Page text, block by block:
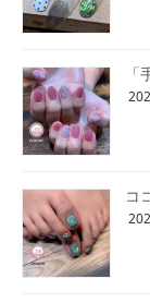
コ